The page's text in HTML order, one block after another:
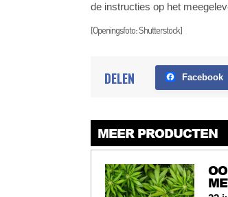
de instructies op het
[Openingsfoto: Shutterstock]
DELEN Facebook
MEER PRODUCTEN